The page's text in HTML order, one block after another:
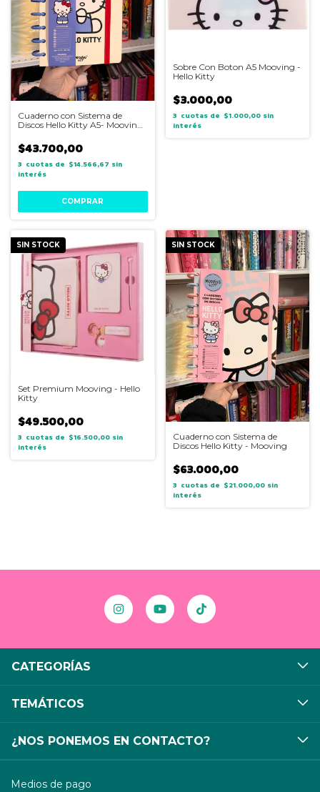
Cuaderno con Sistema de
Discos Hello Kitty A5- Mooving
$43.700,00
3 $14.566,67 sin
interés
Sobre Con Boton A5 Mooving -
Hello Kitty
$3.000,00
3 $1.000,00 sin
interés
SIN STOCK
Set Premium Mooving - Hello
Kitty
$49.500,00
3 $16.500,00 sin
interés
SIN STOCK
Cuaderno con Sistema de
Discos Hello Kitty - Mooving
$63.000,00
3 $21.000,00 sin
interés
CATEGORÍAS
TEMÁTICOS
¿NOS PONEMOS EN CONTACTO?
Medios de pago